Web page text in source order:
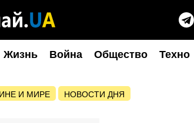
Жизнь Война Общество Техно
И МИРЕ НОВОСТИ ДНЯ